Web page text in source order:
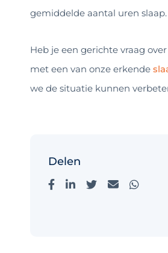
gemiddelde aantal uren slaap.
Heb je een gerichte vraag
met een van onze erkende
we de situatie kunnen
Delen